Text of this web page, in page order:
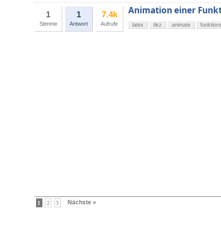
1
Stimme
1
Antwort
7.4k
Aufrufe
Animation einer
latex tikz animate
1 2 3 Nächste »